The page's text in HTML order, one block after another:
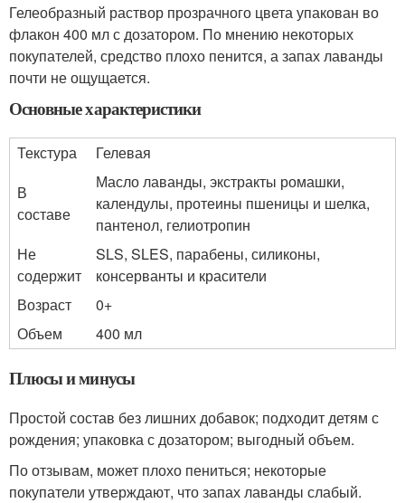
Гелеобразный раствор прозрачного цвета упакован во
флакон 400 мл с дозатором. По мнению некоторых
покупателей, средство плохо пенится, а запах лаванды
почти не ощущается.
Основные характеристики
Текстура
Гелевая
В
составе
Масло лаванды, экстракты ромашки,
календулы, протеины пшеницы и шелка,
пантенол, гелиотропин
Не
содержит
SLS, SLES, парабены, силиконы,
консерванты и красители
Возраст
0+
Объем
400 мл
Плюсы и минусы
Простой состав без лишних добавок; подходит детям с
рождения; упаковка с дозатором; выгодный объем.
По отзывам, может плохо пениться; некоторые
покупатели утверждают, что запах лаванды слабый.